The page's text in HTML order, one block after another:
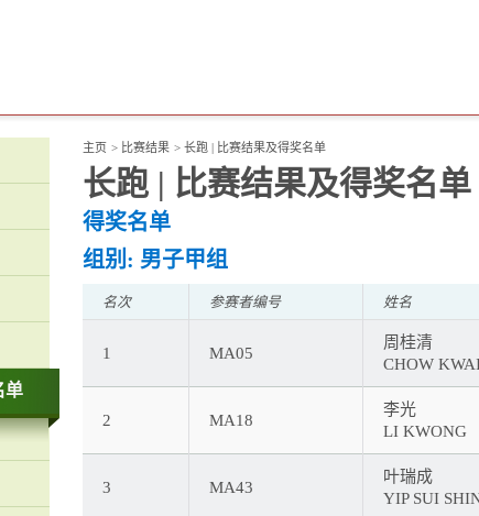
单
主页 > 比赛结果 > 长跑 | 比赛结果及得奖名单
长跑 | 比赛结果及得奖名单
得奖名单
组别: 男子甲组
名次 参赛者编号 姓名
1 MA05
周桂清
CHOW
2 MA18
李光
LI KWONG
3 MA43
叶瑞成
YIP SUI